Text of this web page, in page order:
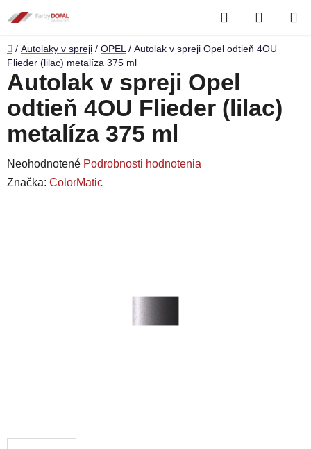
na
obsah
Hľadať
KOŠÍK
Domov
/ Autolaky v spreji / OPEL / Autolak v spreji Opel odtieň 4OU
Flieder (lilac) metalíza 375 ml
Autolak v spreji Opel
odtieň 4OU Flieder (lilac)
metalíza 375 ml
Priemerné
hodnotenie
Neohodnotené Podrobnosti hodnotenia
Značka: ColorMatic